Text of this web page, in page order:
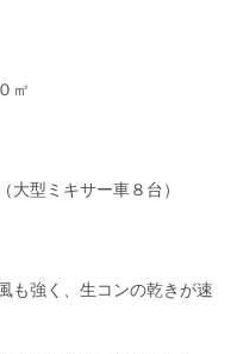
㎡
大型ミキサー車８台）
も強く、生コンの乾きが速